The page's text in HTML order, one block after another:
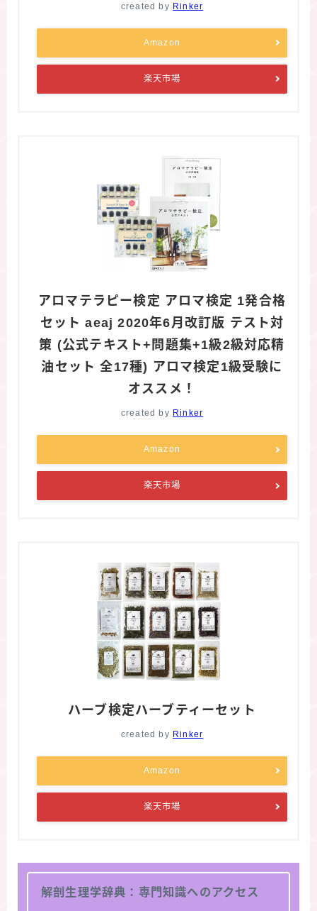
created by Rinker
Amazon
楽天市場
アロマテラピー検定 アロマ検定 1発合格
セット aeaj 2020年6月改訂版 テスト対
策 (公式テキスト+問題集+1級2級対応精
油セット 全17種) アロマ検定1級受験に
オススメ！
created by Rinker
Amazon
楽天市場
ハーブ検定ハーブティーセット
created by Rinker
Amazon
楽天市場
解剖生理学辞典：専門知識へのアクセス